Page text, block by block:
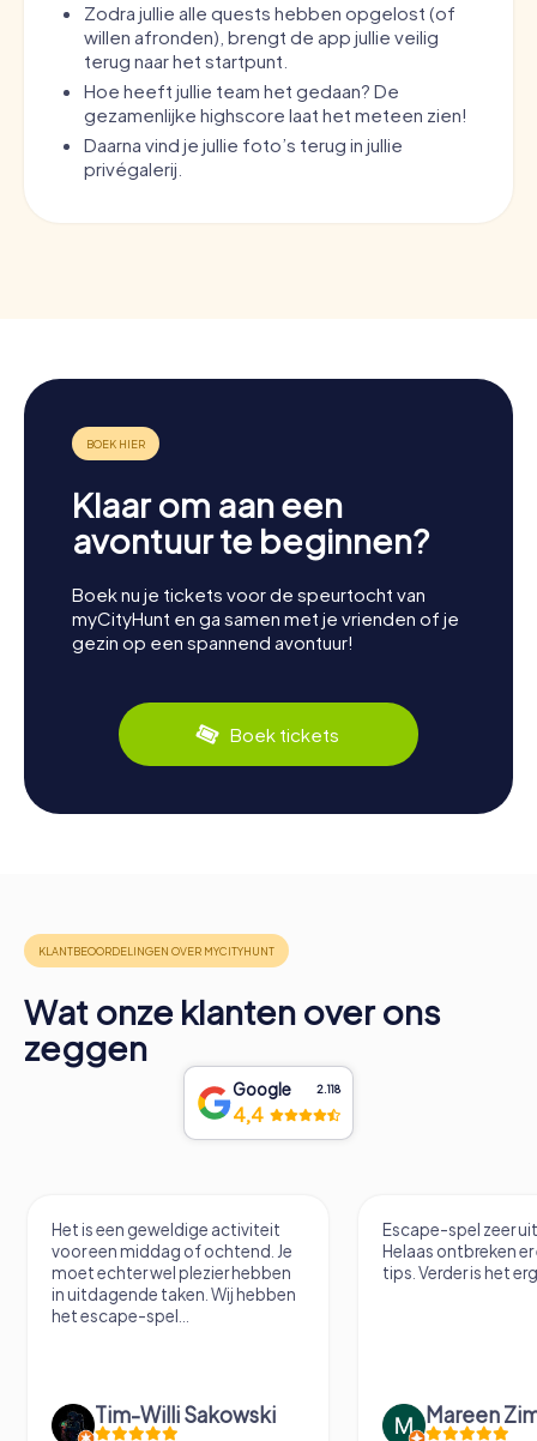
Zodra jullie alle quests hebben opgelost (of
willen afronden), brengt de app jullie veilig
terug naar het startpunt.
Hoe heeft jullie team het gedaan? De
gezamenlijke highscore laat het meteen zien!
Daarna vind je jullie foto’s terug in jullie
privégalerij.
Klaar om aan een
avontuur te beginnen?
Boek nu je tickets voor de speurtocht van
myCityHunt en ga samen met je vrienden of je
gezin op een spannend avontuur!
Boek tickets
Wat onze klanten over ons
zeggen
Google 2.118
4,4
Het is een geweldige activiteit
voor een middag of ochtend. Je
moet echter wel plezier hebben
in uitdagende taken. Wij hebben
het escape-spel...
Tim-Willi Sakowski
Escape-spel zeer
Helaas ontbreken er
tips. Verder is het
Mareen